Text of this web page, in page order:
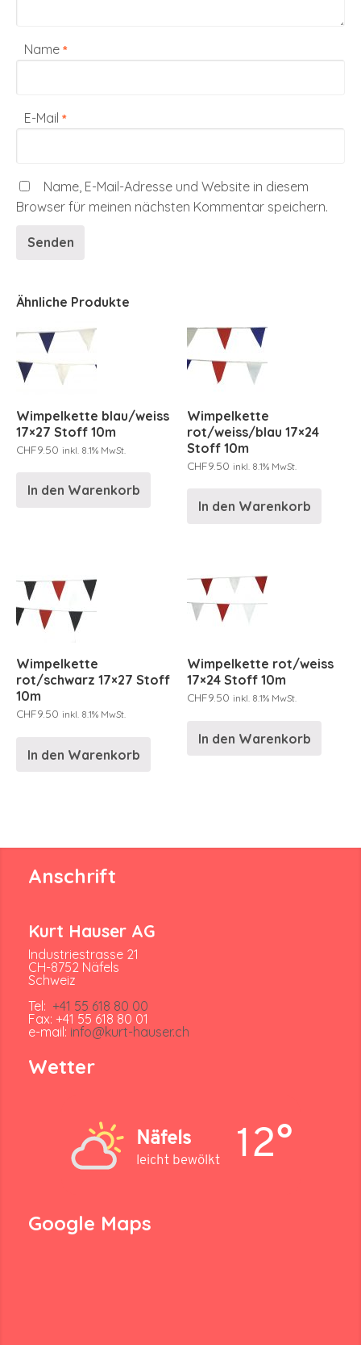
Name *
E-Mail *
Name, E-Mail-Adresse und Website in diesem
Browser für meinen nächsten Kommentar speichern.
Ähnliche Produkte
Wimpelkette blau/weiss
17×27 Stoff 10m
CHF9.50 inkl. 8.1% MwSt.
In den Warenkorb
Wimpelkette
rot/weiss/blau 17×24
Stoff 10m
CHF9.50 inkl. 8.1% MwSt.
In den Warenkorb
Wimpelkette
rot/schwarz 17×27 Stoff
10m
CHF9.50 inkl. 8.1% MwSt.
In den Warenkorb
Wimpelkette rot/weiss
17×24 Stoff 10m
CHF9.50 inkl. 8.1% MwSt.
In den Warenkorb
Anschrift
Kurt Hauser AG
Industriestrasse 21
CH-8752 Näfels
Schweiz
Tel: +41 55 618 80 00
Fax: +41 55 618 80 01
e-mail: info@kurt-hauser.ch
Wetter
Näfels
leicht bewölkt 12°
Google Maps